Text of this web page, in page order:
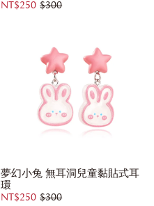
NT$250 $300
夢幻小兔 無耳洞兒童黏貼式耳
環
NT$250 $300